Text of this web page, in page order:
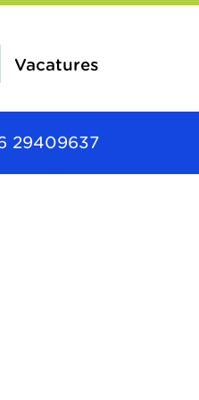
Vacatures
29409637